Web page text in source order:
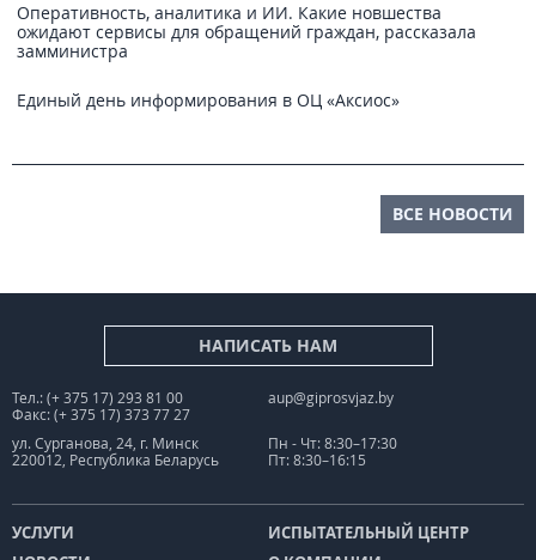
Оперативность, аналитика и ИИ. Какие новшества
ожидают сервисы для обращений граждан, рассказала
замминистра
Единый день информирования в ОЦ «Аксиос»
ВСЕ НОВОСТИ
НАПИСАТЬ НАМ
Тел.: (+ 375 17) 293 81 00
Факс: (+ 375 17) 373 77 27
aup@giprosvjaz.by
ул. Сурганова, 24, г. Минск
220012, Республика Беларусь
Пн - Чт: 8:30–17:30
Пт: 8:30–16:15
УСЛУГИ
ИСПЫТАТЕЛЬНЫЙ ЦЕНТР